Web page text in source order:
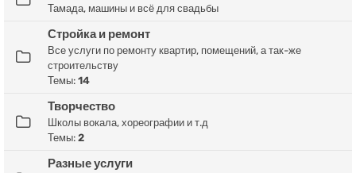
Тамада, машины и всё для свадьбы
Стройка и ремонт
Все услуги по ремонту квартир, помещений, а так-же
строительству
Темы: 14
Творчество
Школы вокала, хореографии и т.д
Темы: 2
Разные услуги